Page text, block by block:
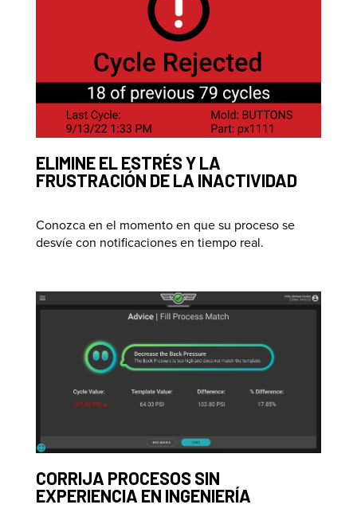
ELIMINE EL ESTRÉS Y LA
FRUSTRACIÓN DE LA INACTIVIDAD
Conozca en el momento en que su proceso se
desvíe con notificaciones en tiempo real.
CORRIJA PROCESOS SIN
EXPERIENCIA EN INGENIERÍA